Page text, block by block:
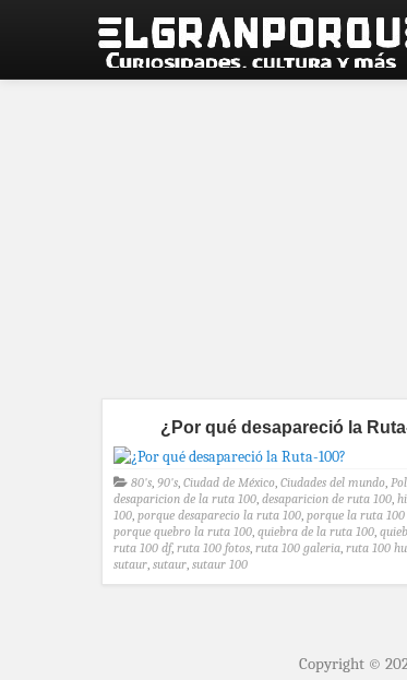
¿Por qué desapareció la
80's, 90's, Ciudad de México, Ciudades del mundo,
desaparicion de la ruta 100, desaparicion de ruta 100,
100, porque desaparecio la ruta 100, porque la ruta 100
porque quebro la ruta 100, quiebra de la ruta 100,
ruta 100 df, ruta 100 fotos, ruta 100 galeria, ruta 100
sutaur, sutaur, sutaur 100
Copyright ©